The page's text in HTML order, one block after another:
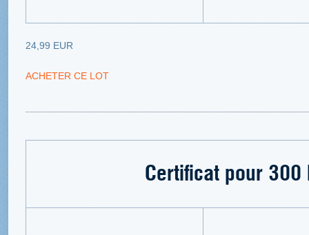
24,99 EUR
ACHETER CE LOT
Certificat pour 300